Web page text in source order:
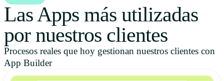
Las Apps más utilizadas
por nuestros clientes
Procesos reales que hoy gestionan nuestros clientes con
App Builder